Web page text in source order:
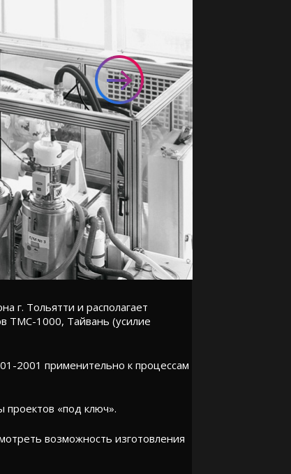
г. Тольятти и располагает
ТМС-1000, Тайвань (усилие
2001 применительно к процессам
«под ключ».
возможность изготовления